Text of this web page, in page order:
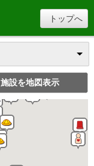
トップへ
施設を地図表示